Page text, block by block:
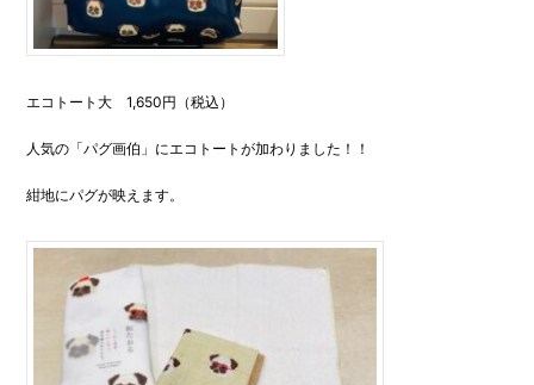
エコトート大 1,650円（税込）
人気の「パグ画伯」にエコトートが加わりました！！
紺地にパグが映えます。